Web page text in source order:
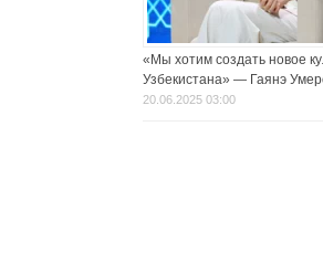
«Мы хотим создать новое
Узбекистана» — Гаянэ
20.06.2025 03:00